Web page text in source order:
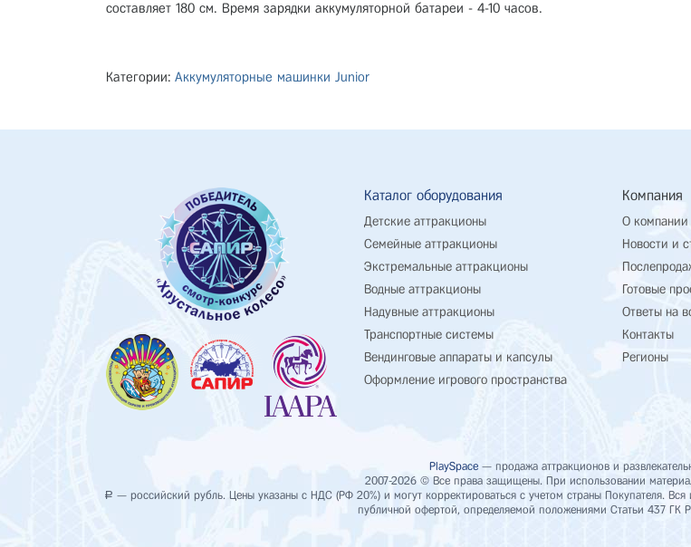
составляет 180 см. Время зарядки аккумуляторной батареи - 4-10 часов.
Категории: Аккумуляторные машинки Junior
Каталог оборудования
Детские аттракционы
Семейные аттракционы
Экстремальные аттракционы
Водные аттракционы
Надувные аттракционы
Транспортные системы
Вендинговые аппараты и капсулы
Оформление игрового пространства
Компания
О компании
Новости и
Готовые
Ответы на
Контакты
Регионы
PlaySpace — продажа аттракционов и
2007-2026 © Все права защищены. При использовании
Р — российский рубль. Цены указаны с НДС (РФ 20%) и могут корректироваться с учетом страны Покупателя.
публичной офертой, определяемой положениями Статьи 437 ГК